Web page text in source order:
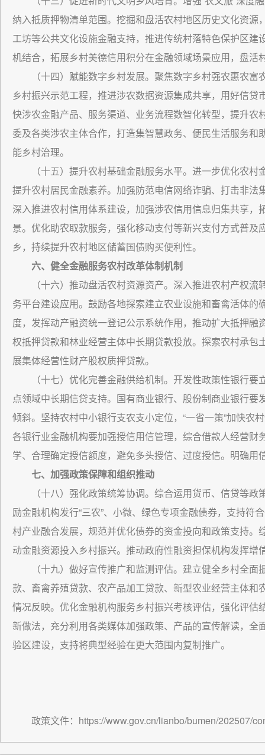
纳入抵质押物清单范围。挖掘和盘活农村地区历史文化资
工坊等公共文化设施金融支持，推进传统村落特色保护区建
机结合，拓展乡村美德信用积分在金融领域场景应用，盘活
（十四）赋能数字乡村发展。聚焦数字乡村强农惠农
乡村振兴示范工程，推进涉农数据资源集成共享，用好信
快涉农金融产品、服务渠道、业务流程数智化转型，提升
委及各类涉农主体合作，打造集智慧政务、便民生活服务
能乡村治理。
（十五）提升农村基础金融服务水平。进一步优化农
提升农村居民金融素养。加强防范电信网络诈骗、打击非
深入推进农村信用体系建设，加强涉农信用信息归集共享
景。优化助农取款服务，强化移动支付等新兴支付方式普
乡，持续提升农村地区储蓄国债购买便利性。
六、健全金融服务农村改革体制机制
（十六）推动盘活农村资源资产。深入推进农村产权
务平台建设应用。鼓励各地探索建立农业设施和畜禽活体
度，发挥动产融资统一登记公示系统作用，推动扩大抵押
权抵押贷款和林业经营主体中长期贷款投放。探索农村承
展集体经营性财产股权质押贷款。
（十七）优化完善金融供给机制。开发性政策性银行
点领域中长期信贷支持。国有商业银行、股份制商业银行
倾斜。坚持农村中小银行支农支小定位，“一省一策”加快农
各银行业金融机构要加强授信用信管理，综合借款人经营
学、合理确定授信额度，避免多头授信、过度授信。明确
七、加强政策保障和组织推动
（十八）强化政策统筹协调。综合运用货币、信贷等
励金融机构发行“三农”、小微、绿色专项金融债券，支持
村产业融合发展，规范并优化债券的资金投向和政策支持
动金融资源投入乡村振兴。推动政府性融资担保机构发挥增
（十九）做好宣传推广和监测评估。建立健全乡村全
款、畜禽养殖贷款、农产品加工贷款、新型农业经营主体
情况反映。优化金融机构服务乡村振兴考核评估，强化评
新做法，充分利用各类媒体加强政策、产品的宣传解读，
验区建设，支持将典型经验在更大范围内复制推广。
政策文件：https://www.gov.cn/lianbo/bumen/202507/